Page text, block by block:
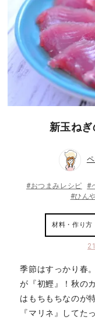
新玉ね
#おつまみレシピ #
#ひん
材料・作り方
21
季節はすっかり春
が『初鰹』！秋の
はもちもちなのが
『マリネ』してた